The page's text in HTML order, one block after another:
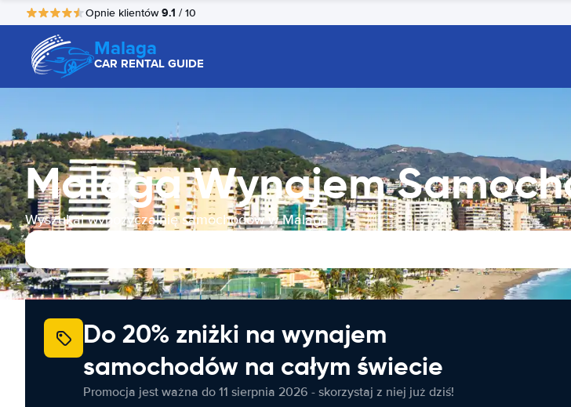
Opnie klientów9.1 / 10
Malaga
CAR RENTAL GUIDE
Malaga Wynajem
Wyszukaj wypożyczalnię samochodów w Malaga
Do 20% zniżki na wynajem
samochodów na całym świecie
Promocja jest ważna do 11 sierpnia 2026 - skorzystaj z niej już dziś!